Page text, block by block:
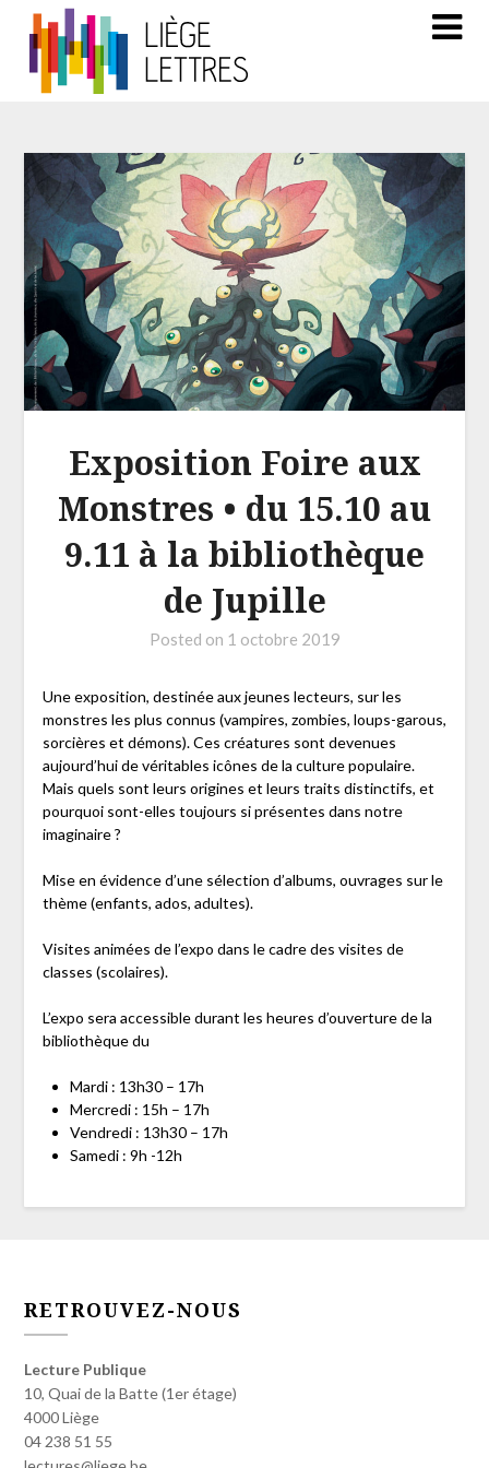
Exposition Foire aux
Monstres • du 15.10 au
9.11 à la bibliothèque
de Jupille
Posted on 1 octobre 2019
Une exposition, destinée aux jeunes lecteurs, sur les
monstres les plus connus (vampires, zombies, loups-garous,
sorcières et démons). Ces créatures sont devenues
aujourd’hui de véritables icônes de la culture populaire.
Mais quels sont leurs origines et leurs traits distinctifs, et
pourquoi sont-elles toujours si présentes dans notre
imaginaire ?
Mise en évidence d’une sélection d’albums, ouvrages sur le
thème (enfants, ados, adultes).
Visites animées de l’expo dans le cadre des visites de
classes (scolaires).
L’expo sera accessible durant les heures d’ouverture de la
bibliothèque du
Mardi : 13h30 – 17h
Mercredi : 15h – 17h
Vendredi : 13h30 – 17h
Samedi : 9h -12h
RETROUVEZ-NOUS
Lecture Publique
10, Quai de la Batte (1er étage)
4000 Liège
04 238 51 55